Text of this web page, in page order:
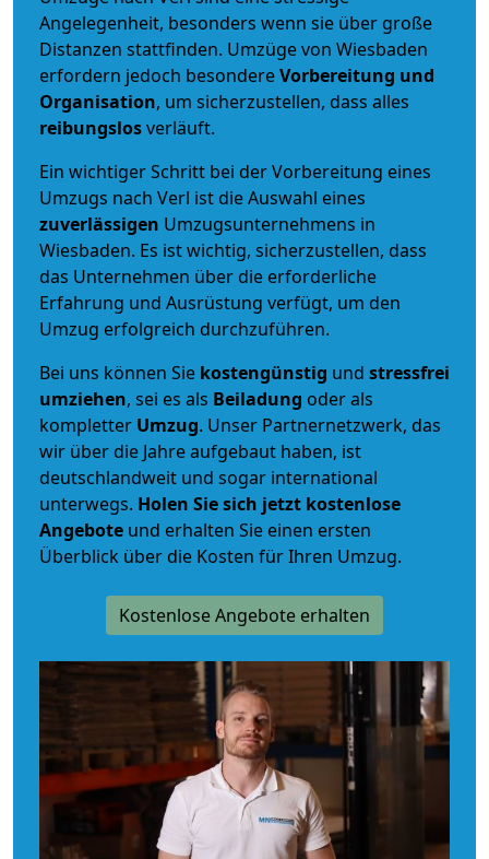
Angelegenheit, besonders wenn sie über große
Distanzen stattfinden. Umzüge von Wiesbaden
erfordern jedoch besondereVorbereitung und
Organisation, um sicherzustellen, dass alles
reibungslosverläuft.
Ein wichtiger Schritt bei der Vorbereitung eines
Umzugs nach Verl ist die Auswahl eines
zuverlässigen Umzugsunternehmens in
Wiesbaden. Es ist wichtig, sicherzustellen, dass
das Unternehmen über die erforderliche
Erfahrung und Ausrüstung verfügt, um den
Umzug erfolgreich durchzuführen.
Bei uns können Sie kostengünstig und stressfrei
umziehen, sei es als Beiladung oder als
kompletter Umzug. Unser Partnernetzwerk, das
wir über die Jahre aufgebaut haben, ist
deutschlandweit und sogar international
unterwegs. Holen Sie sich jetzt kostenlose
Angebote und erhalten Sie einen ersten
Überblick über die Kosten für Ihren Umzug.
Kostenlose Angebote erhalten